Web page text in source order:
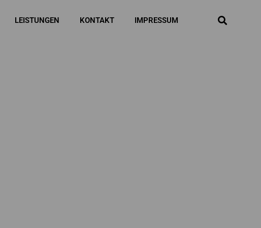
LEISTUNGEN KONTAKT IMPRESSUM